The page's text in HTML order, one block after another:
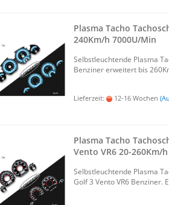
Plas­ma Tacho
240Km/h 7000U/Min
Selbst­leuch­ten­de Plas­ma
Ben­zi­ner er­wei­tert bis
Lieferzeit: 12-16 Wochen
Plas­ma Tacho
Vento VR6 20-​260Km/
Selbst­leuch­ten­de Plas­ma
Golf 3 Vento VR6 Ben­zi­ner.